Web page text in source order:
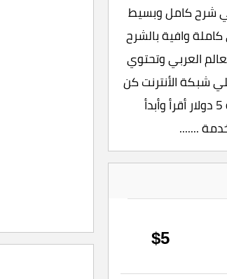
علي شرح كامل وبسيط
وأيضا علي 10 دراسات جدوي كاملة وافية بالشرح
العربي وتحتوي
علي شبكة الأنترنت كن
أنت هذة الدراسة خلاصة تجارب وخبرة أعوام عديدة من النجاح سعر الخدمة 5 دولار أقرأ وأبدأ
.......
$5